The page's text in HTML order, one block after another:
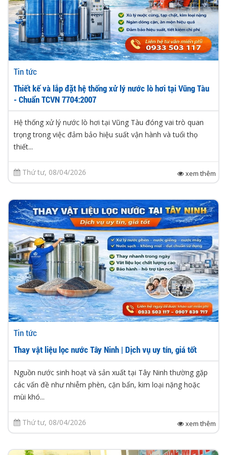
Tin tức
Thiết kế và lắp đặt hệ thống xử lý nước lò hơi tại Vũng Tàu
- Chuẩn TCVN 7704:2007
Hệ thống xử lý nước lò hơi tại Vũng Tàu đóng vai trò quan
trọng trong việc đảm bảo hiệu suất vận hành và tuổi thọ
thiết...
Thứ tư, 08/04/2026 xem thêm
Tin tức
Thay vật liệu lọc nước Tây Ninh | Dịch vụ uy tín, giá tốt
Nguồn nước sinh hoạt và sản xuất tại Tây Ninh thường gặp
các vấn đề như nhiễm phèn, cặn bẩn, kim loại nặng hoặc
mùi khó...
Thứ tư, 08/04/2026 xem thêm